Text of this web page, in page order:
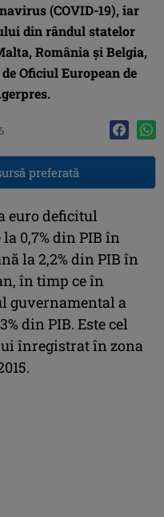
(COVID-19), iar
din rândul statelor
România şi Belgia,
Oficiul European de
preferată
euro deficitul
0,7% din PIB în
la 2,2% din PIB în
în timp ce în
guvernamental a
din PIB. Este cel
înregistrat în zona